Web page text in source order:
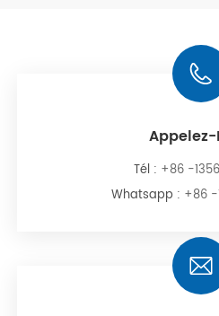
Tél : +86 -
Whatsapp : +86 -